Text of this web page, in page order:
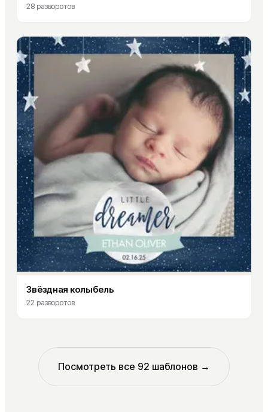
28разворотов
Звёздная колыбель
22 разворотов
Посмотреть все 92 шаблонов →